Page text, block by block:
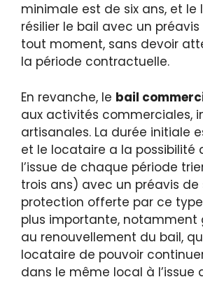
minimale est de six ans, et
résilier le bail avec un
tout moment, sans devoir
la période contractuelle.
En revanche, le bail
aux activités commerciales,
artisanales. La durée initiale
et le locataire a la possibilité
l’issue de chaque période
trois ans) avec un préavis de
protection offerte par ce
plus importante, notamment
au renouvellement du bail,
locataire de pouvoir
dans le même local à l’issue